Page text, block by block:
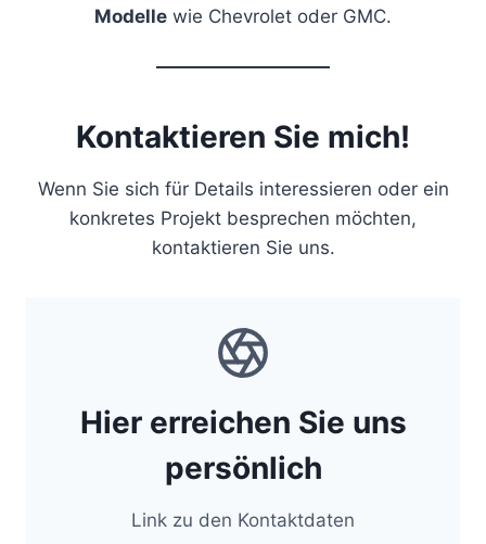
Modelle wie Chevrolet oder GMC.
Kontaktieren Sie mich!
Wenn Sie sich für Details interessieren oder ein
konkretes Projekt besprechen möchten,
kontaktieren Sie uns.
Hier erreichen Sie uns
persönlich
Link zu den Kontaktdaten